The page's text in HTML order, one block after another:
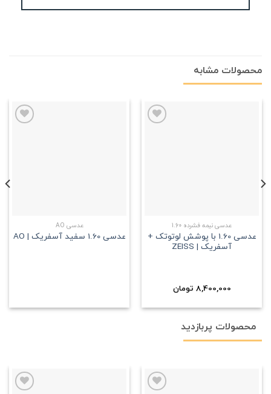
محصولات مشابه
عدسی نیمه فشرده 1.60
عدسی 1.60 با پوشش لوتوتک +
آسفریک | ZEISS
8,400,000 تومان
عدسی AO
عدسی 1.60 سفید آسفریک | AO
محصولات پربازدید